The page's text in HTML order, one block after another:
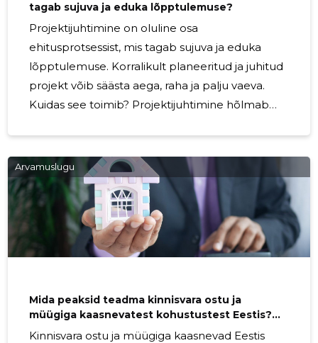
tagab sujuva ja eduka lõpptulemuse?
Projektijuhtimine on oluline osa
ehitusprotsessist, mis tagab sujuva ja eduka
lõpptulemuse. Korralikult planeeritud ja juhitud
projekt võib säästa aega, raha ja palju vaeva.
Kuidas see toimib? Projektijuhtimine hõlmab
ressursside haldamist, ajakava jälgimist,
kommunikatsiooni, kvaliteedikontrolli ja palju
muud. Oluline on, et projektijuht oleks kogenud
ja suudaks vastata väljakutsetele, mis võivad
tekkida projekti käigus. Projektijuhi roll on
koordineerida kõiki projekti osapooli, nagu
Arvamuslugu
Mida peaksid teadma kinnisvara ostu ja
müügiga kaasnevatest kohustustest Eestis?
Kelle poole pöörduda nõu saamiseks?
Kinnisvara ostu ja müügiga kaasnevad Eestis